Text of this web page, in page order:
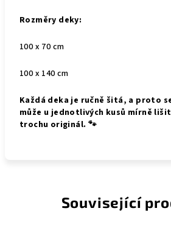
Rozměry deky:
100 x 70 cm
100 x 140 cm
Každá deka je ručně šitá, a proto
může u jednotlivých kusů mírně
trochu originál. 🐾
Související